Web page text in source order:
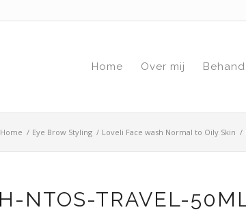
Home Over mij
Home / Eye Brow Styling / Loveli Face wash Normal to Oily Skin /
NTOS-TRAVEL-